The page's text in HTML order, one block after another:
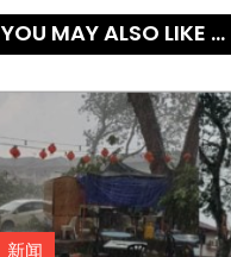
YOU MAY ALSO LIKE ...